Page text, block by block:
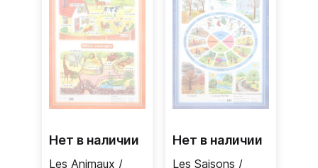
язык)
Нет в наличии
Les Animaux /
Нет в наличии
Les Saisons /